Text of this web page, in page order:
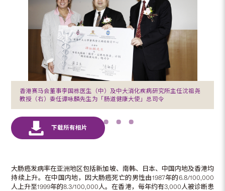
香港赛马会董事李国栋医生（中）及中大消化疾病研究所主任沈祖尧
教授（右）委任谭咏麟先生为「肠道健康大使」总司令
大肠癌发病率在亚洲地区包括新加坡、南韩、日本、中国内地及香港均
持续上升。在中国内地，因大肠癌死亡的男性由1987年的6.8/100,000
人上升至1999年的8.3/100,000人。在香港，每年约有3,000人被诊断患